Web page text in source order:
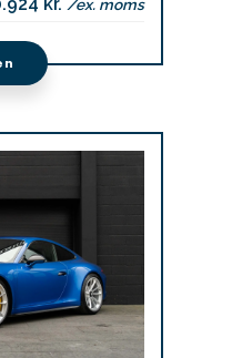
/ex. moms